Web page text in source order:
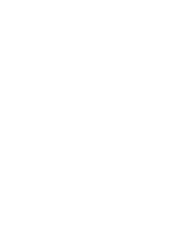
los asistentes
Además, se
B. Nardi y
Aguilar.
Tabernas’,